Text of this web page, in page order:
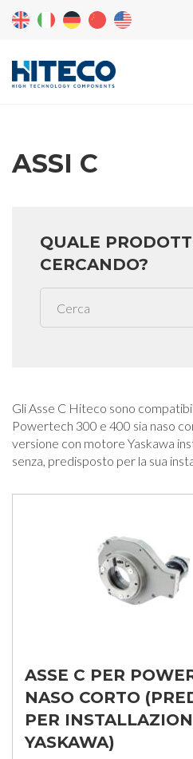
ASSI C
QUALE
CERCANDO?
Gli Asse C Hiteco sono
Powertech 300 e 400 sia naso
versione con motore Yaskawa
senza, predisposto per la sua
ASSE C PER
NASO CORTO
PER
YASKAWA)